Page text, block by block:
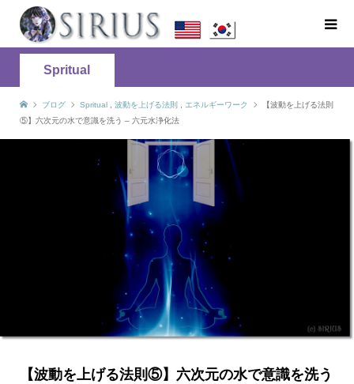
Spritual
ブログ Spritual 波動を上げる法則 エネルギーワーク
【波動を上げる法則
⑤】六次元の水で意識を洗う – 六元水浄化法
【波動を上げる法則⑤】六次元の水で意識を洗う